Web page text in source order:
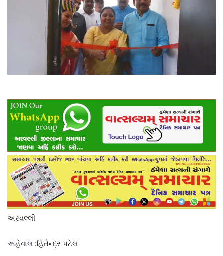
અરવલ્લી
અહેવાલ :હિતેન્દ્ર પટેલ